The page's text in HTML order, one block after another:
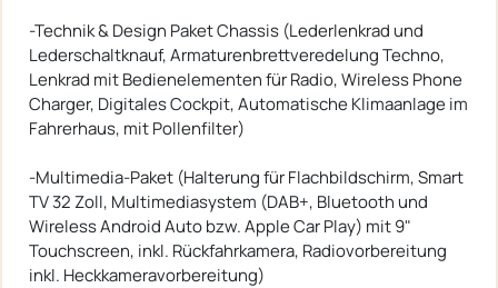
-Technik & Design Paket Chassis (Lederlenkrad und
Lederschaltknauf, Armaturenbrettveredelung Techno,
Lenkrad mit Bedienelementen für Radio, Wireless Phone
Charger, Digitales Cockpit, Automatische Klimaanlage im
Fahrerhaus, mit Pollenfilter)
-Multimedia-Paket (Halterung für Flachbildschirm, Smart
TV 32 Zoll, Multimediasystem (DAB+, Bluetooth und
Wireless Android Auto bzw. Apple Car Play) mit 9"
Touchscreen, inkl. Rückfahrkamera, Radiovorbereitung
inkl. Heckkameravorbereitung)